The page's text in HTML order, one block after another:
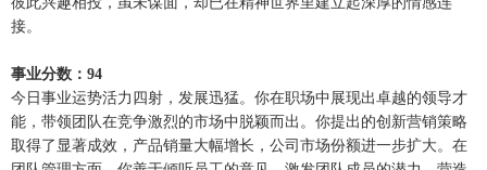
接。
事业分数：94
今日事业运势活力四射，发展迅猛。你在职场中展现出卓越的领导才
能，带领团队在竞争激烈的市场中脱颖而出。你提出的创新营销策略
取得了显著成效，产品销量大幅增长，公司市场份额进一步扩大。在